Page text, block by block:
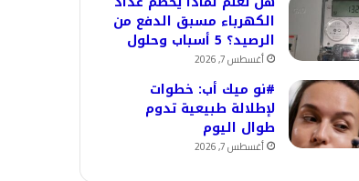
الكهرباء مسبق الدفع من
الرصيد؟ 5 أسباب وحلول
أغسطس 7, 2026
#نو ميك أب: خطوات
لإطلالة طبيعية تدوم
طوال اليوم
أغسطس 7, 2026